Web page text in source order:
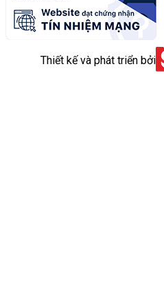
Thiết kế và phát triển bởi